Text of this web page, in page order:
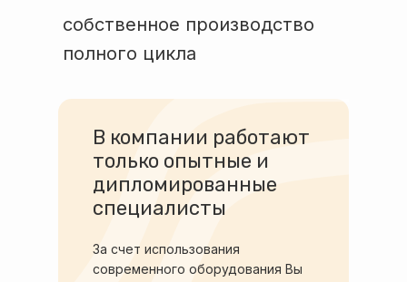
собственное производство
полного цикла
В компании работают
только опытные и
дипломированные
специалисты
За счет использования
современного оборудования Вы